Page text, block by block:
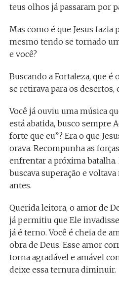
teus olhos já passaram por
Mas como é que Jesus fazia
mesmo tendo se tornado
e você?
Buscando a Fortaleza, que é
se retirava para os desertos,
Você já ouviu uma música
está abatida, busco sempre
forte que eu”? Era o que
orava. Recompunha as
enfrentar a próxima batalha.
buscava superação e
antes.
Querida leitora, o amor de
já permitiu que Ele
já é terno. Você é cheia de
obra de Deus. Esse amor
torna agradável e amável
deixe essa ternura diminuir.